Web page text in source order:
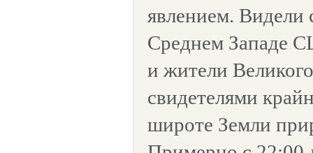
явлением. Видели
Среднем Западе
и жители
свидетелями
широте Земли